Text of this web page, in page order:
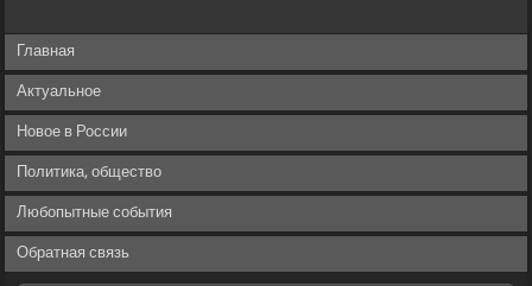
Главная
Актуальное
Новое в России
Политика, общество
Любопытные события
Обратная связь